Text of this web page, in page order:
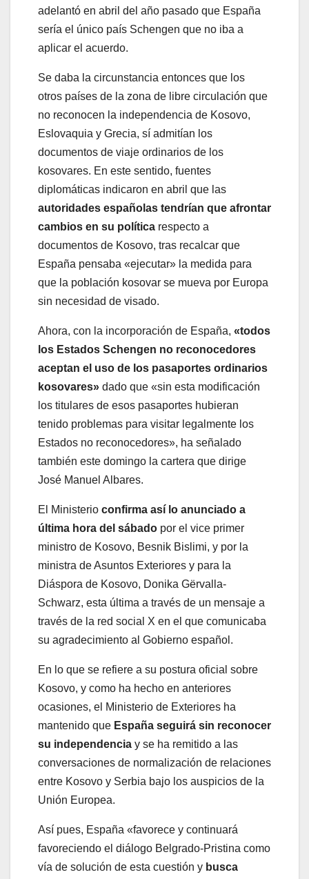
adelantó en abril del año pasado que España
sería el único país Schengen que no iba a
aplicar el acuerdo.
Se daba la circunstancia entonces que los
otros países de la zona de libre circulación que
no reconocen la independencia de Kosovo,
Eslovaquia y Grecia, sí admitían los
documentos de viaje ordinarios de los
kosovares. En este sentido, fuentes
diplomáticas indicaron en abril que las
autoridades españolas tendrían que afrontar
cambios en su política respecto a
documentos de Kosovo, tras recalcar que
España pensaba «ejecutar» la medida para
que la población kosovar se mueva por Europa
sin necesidad de visado.
Ahora, con la incorporación de España, «todos
los Estados Schengen no reconocedores
aceptan el uso de los pasaportes ordinarios
kosovares» dado que «sin esta modificación
los titulares de esos pasaportes hubieran
tenido problemas para visitar legalmente los
Estados no reconocedores», ha señalado
también este domingo la cartera que dirige
José Manuel Albares.
El Ministerio confirma así lo anunciado a
última hora del sábado por el vice primer
ministro de Kosovo, Besnik Bislimi, y por la
ministra de Asuntos Exteriores y para la
Diáspora de Kosovo, Donika Gërvalla-
Schwarz, esta última a través de un mensaje a
través de la red social X en el que comunicaba
su agradecimiento al Gobierno español.
En lo que se refiere a su postura oficial sobre
Kosovo, y como ha hecho en anteriores
ocasiones, el Ministerio de Exteriores ha
mantenido que España seguirá sin reconocer
su independencia y se ha remitido a las
conversaciones de normalización de relaciones
entre Kosovo y Serbia bajo los auspicios de la
Unión Europea.
Así pues, España «favorece y continuará
favoreciendo el diálogo Belgrado-Pristina como
vía de solución de esta cuestión y busca